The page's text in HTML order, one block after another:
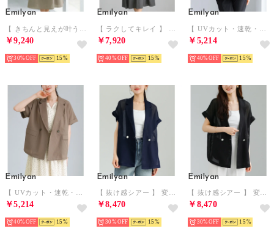
Emilyan
￥9,240
30% 15
Emilyan
￥7,920
40% 15
Emilyan
￥5,214
40% 15
Emilyan
￥5,214
40% 15
Emilyan
￥8,470
30% 15
Emilyan
￥8,470
30% 15